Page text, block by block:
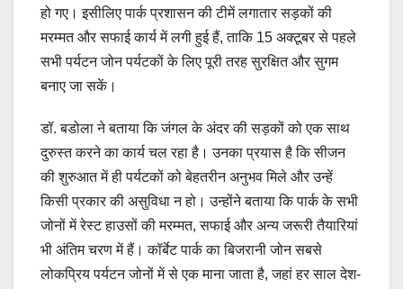
हो गए। इसीलिए पार्क प्रशासन की टीमें लगातार सड़कों की
मरम्मत और सफाई कार्य में लगी हुई हैं, ताकि 15 अक्टूबर से पहले
सभी पर्यटन जोन पर्यटकों के लिए पूरी तरह सुरक्षित और सुगम
बनाए जा सकें।
डॉ. बडोला ने बताया कि जंगल के अंदर की सड़कों को एक साथ
दुरुस्त करने का कार्य चल रहा है। उनका प्रयास है कि सीजन
की शुरुआत में ही पर्यटकों को बेहतरीन अनुभव मिले और उन्हें
किसी प्रकार की असुविधा न हो। उन्होंने बताया कि पार्क के सभी
जोनों में रेस्ट हाउसों की मरम्मत, सफाई और अन्य जरूरी तैयारियां
भी अंतिम चरण में हैं। कॉर्बेट पार्क का बिजरानी जोन सबसे
लोकप्रिय पर्यटन जोनों में से एक माना जाता है, जहां हर साल देश-